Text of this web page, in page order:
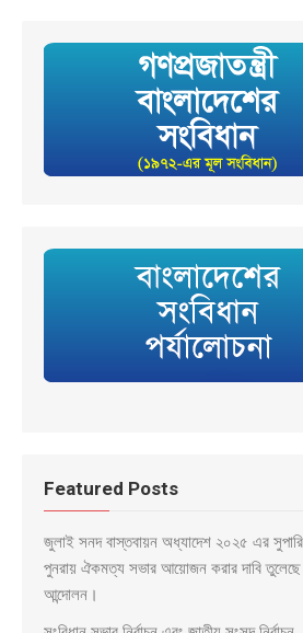
Featured Posts
জুলাই সনদ বাস্তবায়ন অধ্যাদেশ ২০২৫ এর
পুনরায় ঐকমত্য সভার আয়োজন করার দাবি তুলেছে
আন্দোলন।